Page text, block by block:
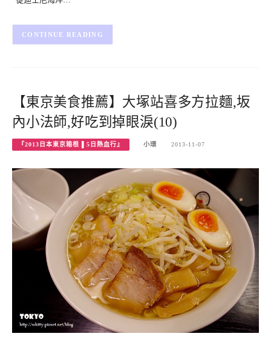
CONTINUE READING
【東京美食推薦】大塚站喜多方拉麵,坂
內小法師,好吃到掉眼淚(10)
『2013日本東京箱根 ▌5日熱血行』 小環 2013-11-07